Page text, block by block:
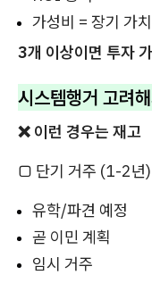
가성비 = 장기 가치
3개 이상이면 투자
시스템행거 고려
❌ 이런 경우는 재고
□ 단기 거주 (1-2년
유학/파견 예정
곧 이민 계획
임시 거주